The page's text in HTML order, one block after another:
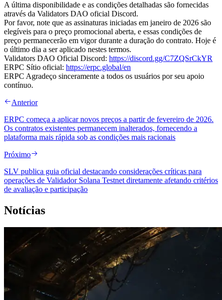
A última disponibilidade e as condições detalhadas são fornecidas
através da Validators DAO oficial Discord.
Por favor, note que as assinaturas iniciadas em janeiro de 2026 são
elegíveis para o preço promocional aberta, e essas condições de
preço permanecerão em vigor durante a duração do contrato. Hoje é
o último dia a ser aplicado nestes termos.
Validators DAO Oficial Discord: https://discord.gg/C7ZQSrCkYR
ERPC Sítio oficial: https://erpc.global/en
ERPC Agradeço sinceramente a todos os usuários por seu apoio
contínuo.
Anterior
ERPC começa a aplicar novos preços a partir de fevereiro de 2026.
Os contratos existentes permanecem inalterados, fornecendo a
plataforma mais rápida sob as condições mais racionais
Próximo
SLV publica guia oficial destacando considerações críticas para
operações de Validador Solana Testnet diretamente afetando critérios
de avaliação e participação
Notícias